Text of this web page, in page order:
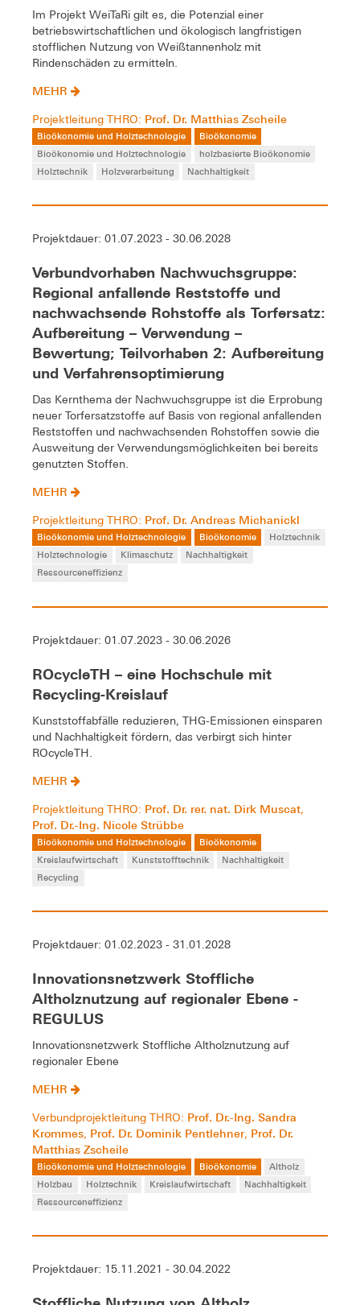
Im Projekt WeiTaRi gilt es, die Potenzial einer
betriebswirtschaftlichen und ökologisch langfristigen
stofflichen Nutzung von Weißtannenholz mit
Rindenschäden zu ermitteln.
MEHR
Projektleitung THRO: Prof. Dr. Matthias Zscheile
Bioökonomie und Holztechnologie
Bioökonomie
Bioökonomie und Holztechnologie
holzbasierte Bioökonomie
Holztechnik
Holzverarbeitung Nachhaltigkeit
Projektdauer: 01.07.2023 - 30.06.2028
Verbundvorhaben Nachwuchsgruppe:
Regional anfallende Reststoffe und
nachwachsende Rohstoffe als Torfersatz:
Aufbereitung – Verwendung –
Bewertung; Teilvorhaben 2: Aufbereitung
und Verfahrensoptimierung
Das Kernthema der Nachwuchsgruppe ist die Erprobung
neuer Torfersatzstoffe auf Basis von regional anfallenden
Reststoffen und nachwachsenden Rohstoffen sowie die
Ausweitung der Verwendungsmöglichkeiten bei bereits
genutzten Stoffen.
MEHR
Projektleitung THRO: Prof. Dr. Andreas Michanickl
Bioökonomie und Holztechnologie Bioökonomie
Holztechnik
Holztechnologie
Klimaschutz
Nachhaltigkeit
Ressourceneffizienz
Projektdauer: 01.07.2023 - 30.06.2026
ROcycleTH – eine Hochschule mit
Recycling-Kreislauf
Kunststoffabfälle reduzieren, THG-Emissionen einsparen
und Nachhaltigkeit fördern, das verbirgt sich hinter
ROcycleTH.
MEHR
Projektleitung THRO: Prof. Dr. rer. nat. Dirk Muscat,
Prof. Dr.-Ing. Nicole Strübbe
Bioökonomie und Holztechnologie
Bioökonomie
Kreislaufwirtschaft
Kunststofftechnik
Nachhaltigkeit
Recycling
Projektdauer: 01.02.2023 - 31.01.2028
Innovationsnetzwerk Stoffliche
Altholznutzung auf regionaler Ebene -
REGULUS
Innovationsnetzwerk Stoffliche Altholznutzung auf
regionaler Ebene
MEHR
Verbundprojektleitung THRO: Prof. Dr.-Ing. Sandra
Krommes, Prof. Dr. Dominik Pentlehner, Prof. Dr.
Matthias Zscheile
Bioökonomie und Holztechnologie Bioökonomie
Altholz
Holzbau
Holztechnik Kreislaufwirtschaft
Nachhaltigkeit
Ressourceneffizienz
Projektdauer: 15.11.2021 - 30.04.2022